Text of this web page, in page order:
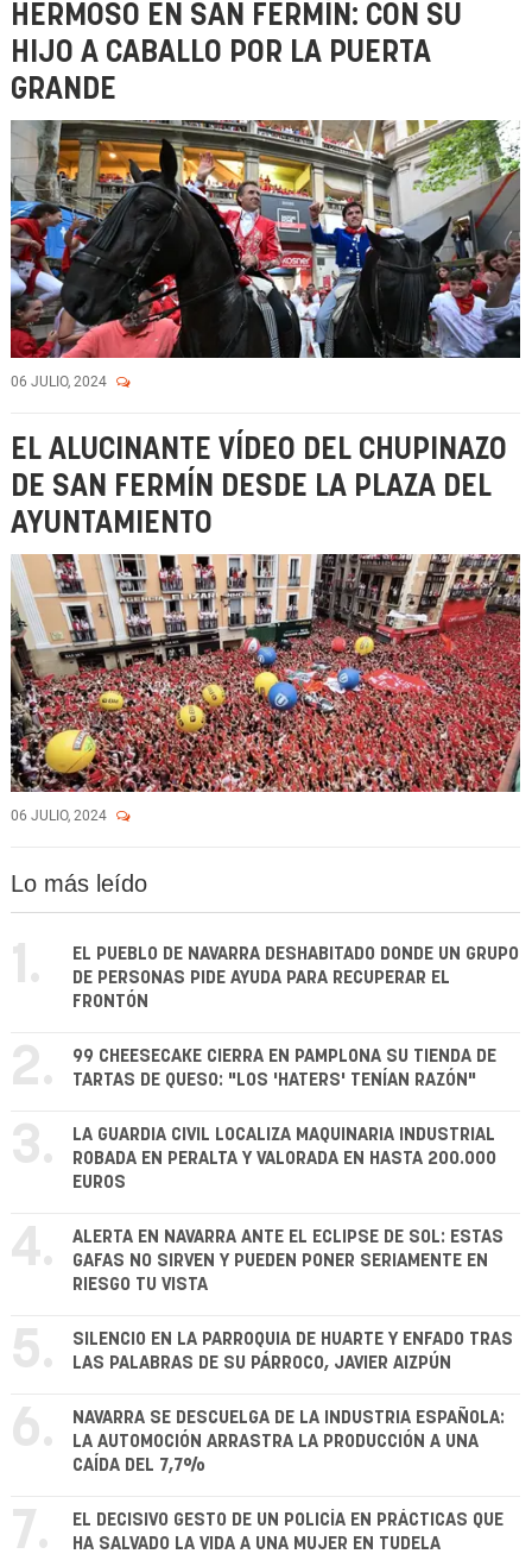
HERMOSO EN SAN FERMÍN: CON SU
HIJO A CABALLO POR LA PUERTA
GRANDE
06 JULIO, 2024
EL ALUCINANTE VÍDEO DEL CHUPINAZO
DE SAN FERMÍN DESDE LA PLAZA DEL
AYUNTAMIENTO
06 JULIO, 2024
Lo más leído
1.
EL PUEBLO DE NAVARRA DESHABITADO DONDE UN GRUPO
DE PERSONAS PIDE AYUDA PARA RECUPERAR EL
FRONTÓN
2.
99 CHEESECAKE CIERRA EN PAMPLONA SU TIENDA DE
TARTAS DE QUESO: "LOS 'HATERS' TENÍAN RAZÓN"
3.
LA GUARDIA CIVIL LOCALIZA MAQUINARIA INDUSTRIAL
ROBADA EN PERALTA Y VALORADA EN HASTA 200.000
EUROS
4.
ALERTA EN NAVARRA ANTE EL ECLIPSE DE SOL: ESTAS
GAFAS NO SIRVEN Y PUEDEN PONER SERIAMENTE EN
RIESGO TU VISTA
5.
SILENCIO EN LA PARROQUIA DE HUARTE Y ENFADO TRAS
LAS PALABRAS DE SU PÁRROCO, JAVIER AIZPÚN
6.
NAVARRA SE DESCUELGA DE LA INDUSTRIA ESPAÑOLA:
LA AUTOMOCIÓN ARRASTRA LA PRODUCCIÓN A UNA
CAÍDA DEL 7,7%
7.
EL DECISIVO GESTO DE UN POLICÍA EN PRÁCTICAS QUE
HA SALVADO LA VIDA A UNA MUJER EN TUDELA